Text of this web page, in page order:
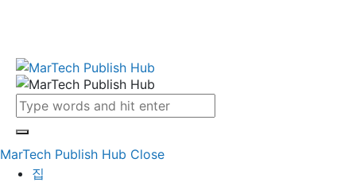
MarTech Publish Hub Close
집